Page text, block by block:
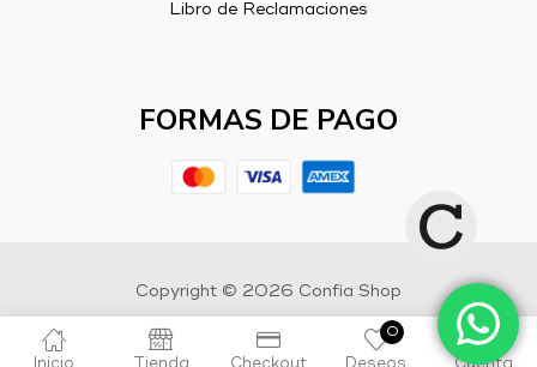
0
Libro de Reclamaciones
FORMAS DE PAGO
Copyright © 2026 Confía Shop